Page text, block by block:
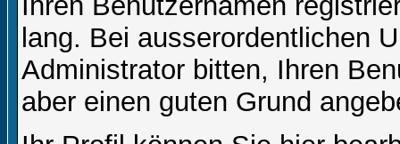
lang. Bei ausserordentlichen
Administrator bitten, Ihren
aber einen guten Grund